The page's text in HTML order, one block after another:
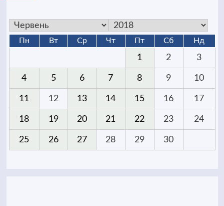
Пн Вт Ср Чт Пт Сб Нд
1 2 3
4 5 6 7 8 9 10
11 12 13 14 15 16 17
18 19 20 21 22 23 24
25 26 27 28 29 30